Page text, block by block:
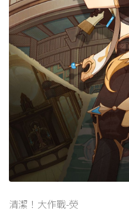
清潔！大作戰-熒